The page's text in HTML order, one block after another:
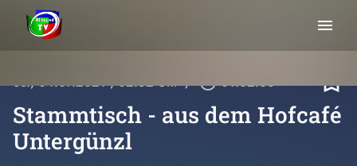
menu
So., 04.07.2021, 02:52 Uhr / play_circle_outline01:02:00 bookmark_border
Stammtisch - aus dem Hofcafé
Untergünzl